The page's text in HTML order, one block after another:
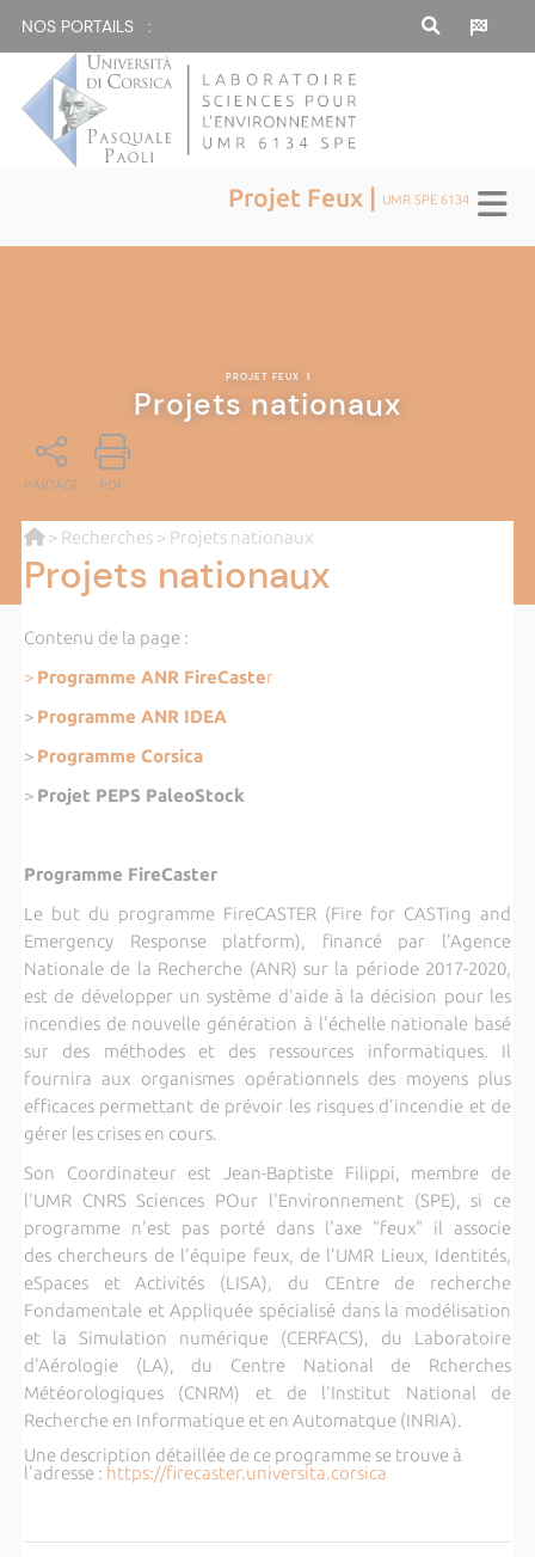
NOS PORTAILS :
Projet Feux | UMR SPE 6134
PROJET FEUX |
Projets nationaux
PARTAGE PDF
> Recherches> Projets nationaux
Projets nationaux
Contenu de la page :
> Programme ANR FireCaster
> Programme ANR IDEA
> Programme Corsica
> Projet PEPS PaleoStock
Programme FireCaster
Le but du programme FireCASTER (Fire for CASTing and
Emergency Response platform), financé par l'Agence
Nationale de la Recherche (ANR) sur la période 2017-2020,
est de développer un système d'aide à la décision pour les
incendies de nouvelle génération à l'échelle nationale basé
sur des méthodes et des ressources informatiques. Il
fournira aux organismes opérationnels des moyens plus
efficaces permettant de prévoir les risques d'incendie et de
gérer les crises en cours.
Son Coordinateur est Jean-Baptiste Filippi, membre de
l'UMR CNRS Sciences POur l'Environnement (SPE), si ce
programme n'est pas porté dans l'axe "feux" il associe
des chercheurs de l'équipe feux, de l'UMR Lieux, Identités,
eSpaces et Activités (LISA), du CEntre de recherche
Fondamentale et Appliquée spécialisé dans la modélisation
et la Simulation numérique (CERFACS), du Laboratoire
d'Aérologie (LA), du Centre National de Rcherches
Météorologiques (CNRM) et de l'Institut National de
Recherche en Informatique et en Automatque (INRIA).
Une description détaillée de ce programme se trouve à
l'adresse : https://firecaster.universita.corsica